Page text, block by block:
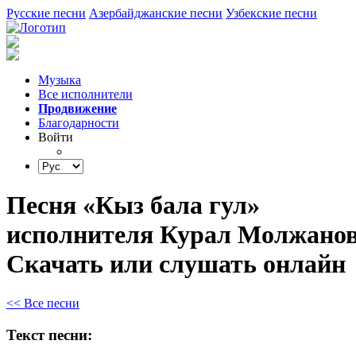
Русские песни Азербайджанские песни Узбекские песни
Музыка
Все исполнители
Продвижение
Благодарности
Войти
Песня «Кыз бала гул»
исполнителя Курал
Скачать или слушать онлайн
<< Все песни
Текст песни: